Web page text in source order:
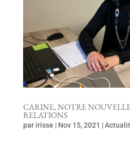
CARINE, NOTRE
RELATIONS
par irisse | Nov 15, 2021 |